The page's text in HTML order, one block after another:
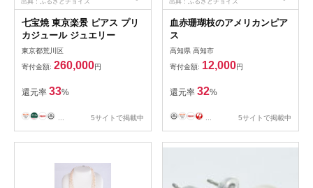
七宝焼 東京楽景 ピアス プリ
カジュール ジュエリー
東京都荒川区
寄付金額: 260,000円
還元率 33%
5サイトで掲載中
血赤珊瑚枝のアメリカンピア
ス
高知県 高知市
寄付金額: 12,000円
還元率 32%
5サイトで掲載中